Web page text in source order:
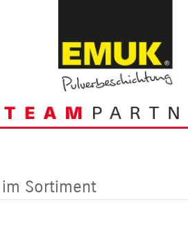
im Sortiment